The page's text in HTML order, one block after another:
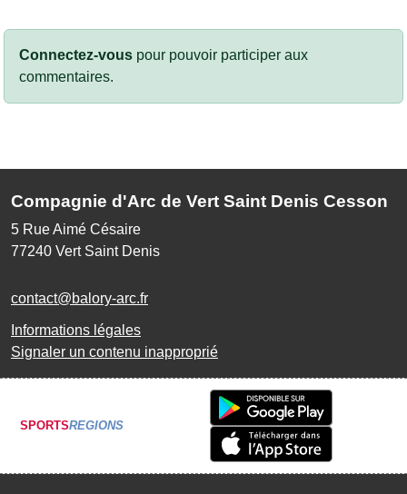
Connectez-vous pour pouvoir participer aux
commentaires.
Compagnie d'Arc de Vert Saint Denis Cesson
5 Rue Aimé Césaire
77240 Vert Saint Denis
contact@balory-arc.fr
Informations légales
Signaler un contenu inapproprié
SPORTSREGIONS